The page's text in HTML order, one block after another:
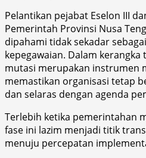
Pelantikan pejabat Eselon III
Pemerintah Provinsi Nusa
dipahami tidak sekadar
kepegawaian. Dalam
mutasi merupakan instrumen
memastikan organisasi tetap
dan selaras dengan agenda
Terlebih ketika pemerintahan
fase ini lazim menjadi titik
menuju percepatan